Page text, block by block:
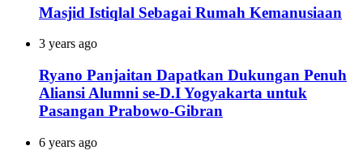
Masjid Istiqlal Sebagai Rumah Kemanusiaan
3 years ago
Ryano Panjaitan Dapatkan Dukungan Penuh
Aliansi Alumni se-D.I Yogyakarta untuk
Pasangan Prabowo-Gibran
6 years ago